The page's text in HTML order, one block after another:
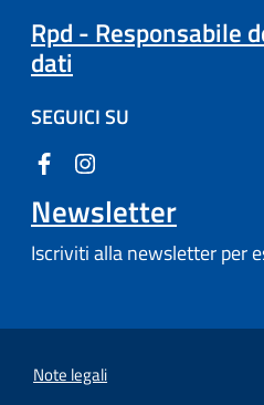
Rpd - Responsabile
dati
SEGUICI SU
Newsletter
Iscriviti alla newsletter per
Note legali